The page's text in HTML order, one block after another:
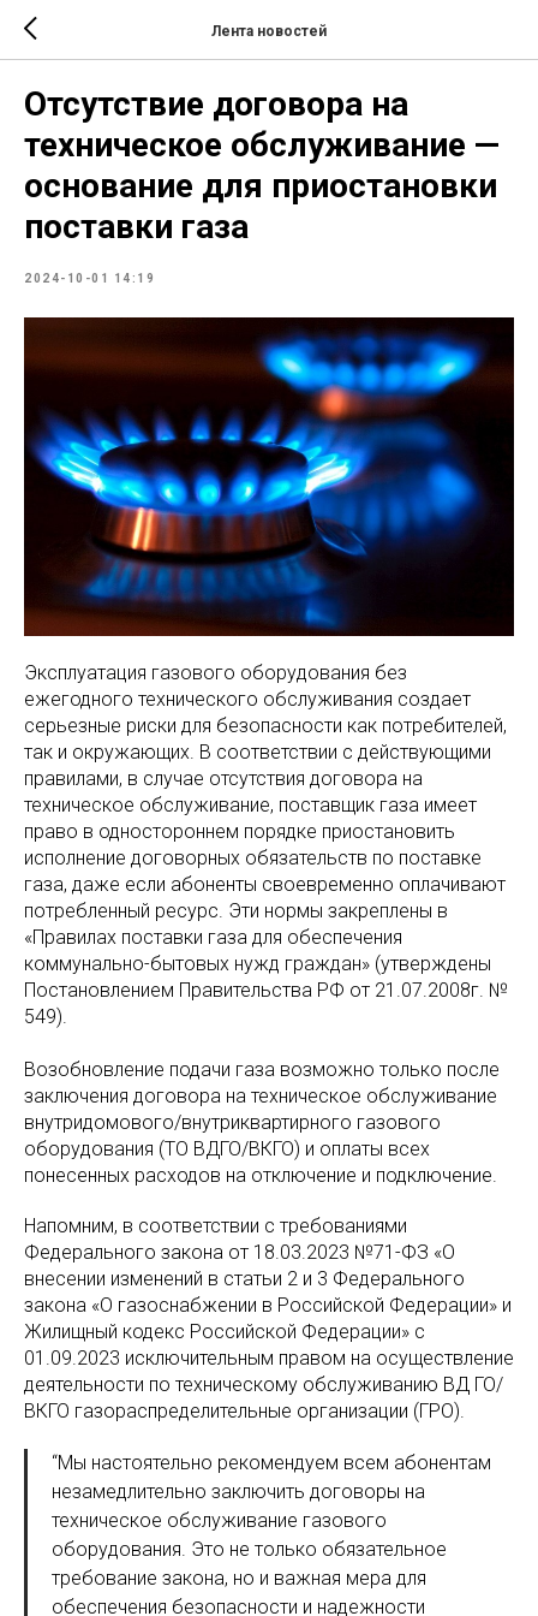
Лента новостей
Отсутствие договора на
техническое обслуживание —
основание для приостановки
поставки газа
2024-10-01 14:19
Эксплуатация газового оборудования без
ежегодного технического обслуживания создает
серьезные риски для безопасности как потребителей,
так и окружающих. В соответствии с действующими
правилами, в случае отсутствия договора на
техническое обслуживание, поставщик газа имеет
право в одностороннем порядке приостановить
исполнение договорных обязательств по поставке
газа, даже если абоненты своевременно оплачивают
потребленный ресурс. Эти нормы закреплены в
«Правилах поставки газа для обеспечения
коммунально-бытовых нужд граждан» (утверждены
Постановлением Правительства РФ от 21.07.2008г. №
549).
Возобновление подачи газа возможно только после
заключения договора на техническое обслуживание
внутридомового/внутриквартирного газового
оборудования (ТО ВДГО/ВКГО) и оплаты всех
понесенных расходов на отключение и подключение.
Напомним, в соответствии с требованиями
Федерального закона от 18.03.2023 №71-ФЗ «О
внесении изменений в статьи 2 и 3 Федерального
закона «О газоснабжении в Российской Федерации» и
Жилищный кодекс Российской Федерации» с
01.09.2023 исключительным правом на осуществление
деятельности по техническому обслуживанию ВД ГО/
ВКГО газораспределительные организации (ГРО).
“Мы настоятельно рекомендуем всем абонентам
незамедлительно заключить договоры на
техническое обслуживание газового
оборудования. Это не только обязательное
требование закона, но и важная мера для
обеспечения безопасности и надежности